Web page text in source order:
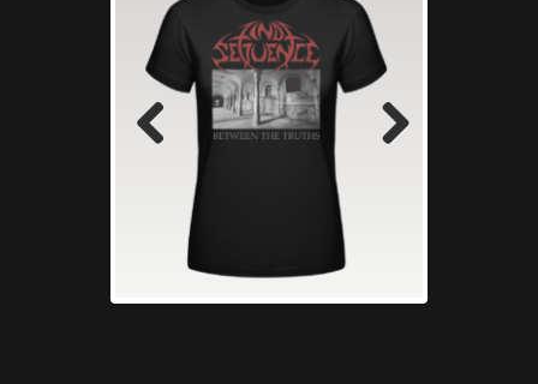
Previous